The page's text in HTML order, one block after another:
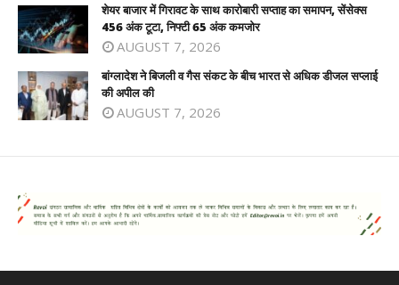
शेयर बाजार में गिरावट के साथ कारोबारी सप्ताह का समापन, सेंसेक्स
456 अंक टूटा, निफ्टी 65 अंक कमजोर
AUGUST 7, 2026
बांग्लादेश ने बिजली व गैस संकट के बीच भारत से अधिक डीजल सप्लाई
की अपील की
AUGUST 7, 2026